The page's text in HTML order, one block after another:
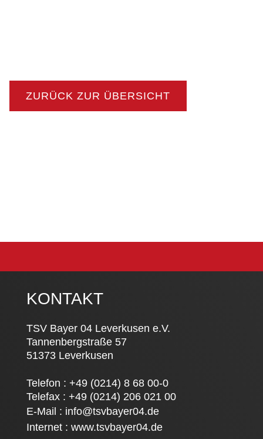
ZURÜCK ZUR ÜBERSICHT
KONTAKT
TSV Bayer 04 Leverkusen e.V.
Tannenbergstraße 57
51373 Leverkusen
Telefon : +49 (0214) 8 68 00-0
Telefax : +49 (0214) 206 021 00
E-Mail : info@tsvbayer04.de
Internet : www.tsvbayer04.de